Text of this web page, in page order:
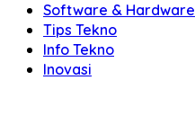
Software & Hardware
Tips Tekno
Info Tekno
Inovasi